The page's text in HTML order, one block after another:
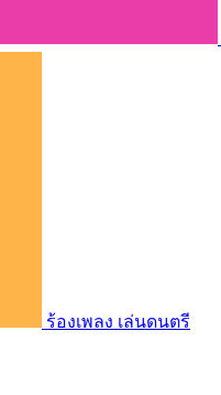
ร้องเพลง เล่นดนตรี